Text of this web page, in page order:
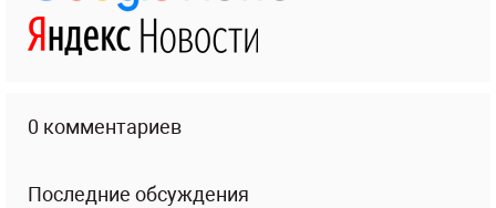
0 комментариев
Последние обсуждения